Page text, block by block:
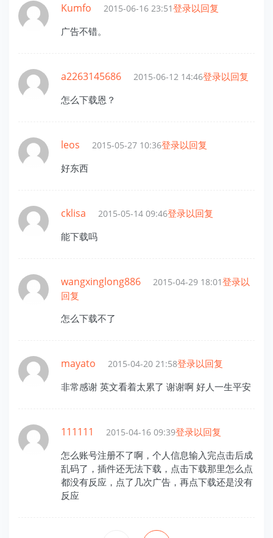
Kumfo 2015-06-16 23:51登录以回复
广告不错。
a2263145686 2015-06-12 14:46登录以回复
怎么下载恩？
leos 2015-05-27 10:36登录以回复
好东西
cklisa 2015-05-14 09:46登录以回复
能下载吗
wangxinglong886 2015-04-29 18:01登录以
回复
怎么下载不了
mayato 2015-04-20 21:58登录以回复
非常感谢 英文看着太累了 谢谢啊 好人一生平安
111111 2015-04-16 09:39登录以回复
怎么账号注册不了啊，个人信息输入完点击后成
乱码了，插件还无法下载，点击下载那里怎么点
都没有反应，点了几次广告，再点下载还是没有
反应